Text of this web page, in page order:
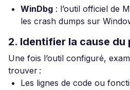
WinDbg : l’outil officiel de
les crash dumps sur
2. Identifier la cause du
Une fois l’outil configuré,
trouver :
Les lignes de code ou